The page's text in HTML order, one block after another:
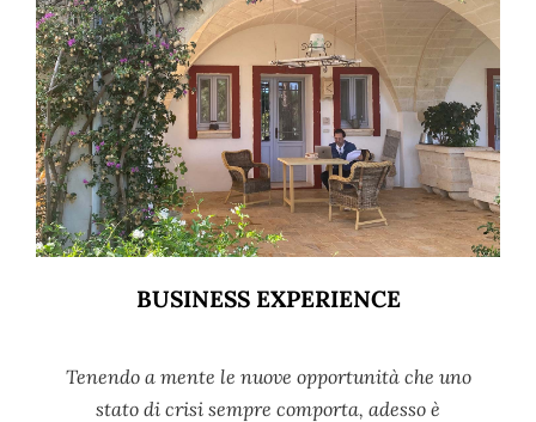
BUSINESS EXPERIENCE
Tenendo a mente le nuove opportunità che uno
stato di crisi sempre comporta, adesso è